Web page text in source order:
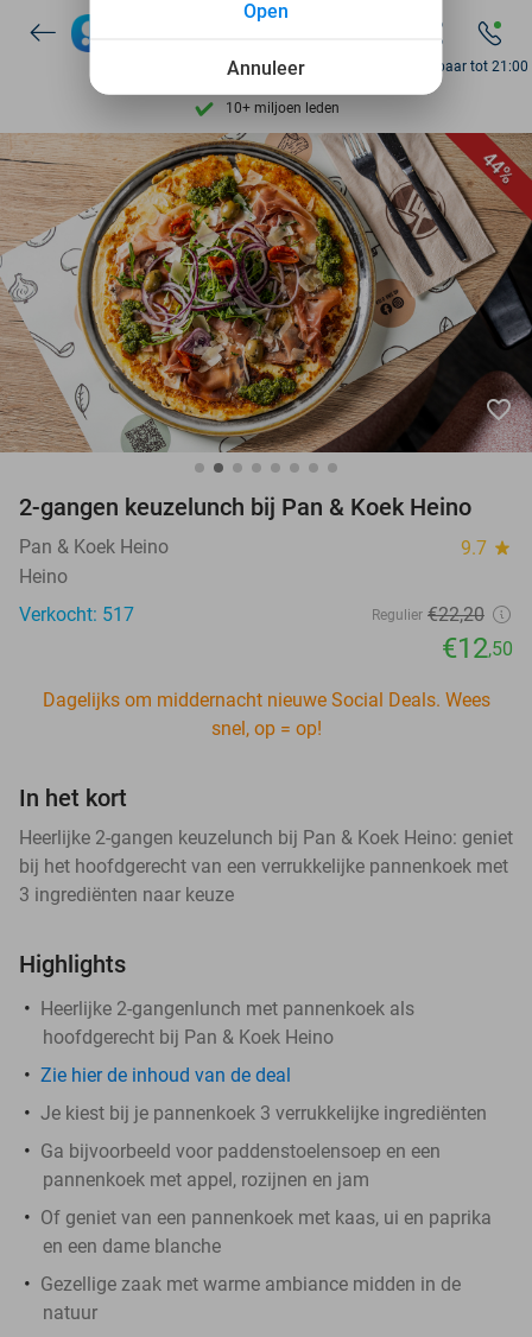
9,4 op basis van206.330 reviews
Ontdek 15.000+ deals
7 dagen per week beschikbaar
10+ miljoen leden
Bereikbaar tot 21:00
44%
favorite_border
2-gangen keuzelunch bij Pan & Koek Heino
Pan & Koek Heino 9.7 star
Heino
Verkocht: 517
Regulier €22,20
€12,50
Dagelijks om middernacht nieuwe Social Deals. Wees
snel, op = op!
In het kort
Heerlijke 2-gangen keuzelunch bij Pan & Koek Heino: geniet
bij het hoofdgerecht van een verrukkelijke pannenkoek met
3 ingrediënten naar keuze
Highlights
Heerlijke 2-gangenlunch met pannenkoek als
hoofdgerecht bij Pan & Koek Heino
Zie hier de inhoud van de deal
Je kiest bij je pannenkoek 3 verrukkelijke ingrediënten
Ga bijvoorbeeld voor paddenstoelensoep en een
pannenkoek met appel, rozijnen en jam
Of geniet van een pannenkoek met kaas, ui en paprika
en een dame blanche
Gezellige zaak met warme ambiance midden in de
natuur
Annuleer
Open